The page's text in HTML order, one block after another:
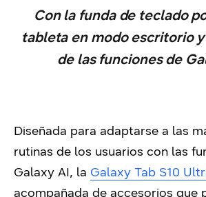
Con la funda de teclado
tableta en modo escritorio
de las funciones de
Diseñada para adaptarse a las
rutinas de los usuarios con las
Galaxy AI, la Galaxy Tab S10
acompañada de accesorios que